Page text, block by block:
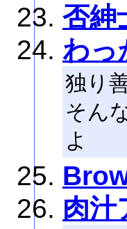
否紳
わっ
独り
そん
よ
肉汁